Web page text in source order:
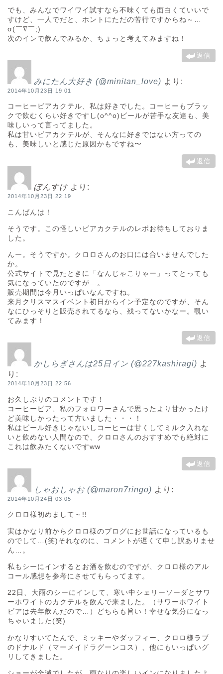
でも、みんなでワイワイ試すなら不味くても面白くていいで
すけど、一人でだと、ホントにただの苦行ですからね～…
σ(￣∇￣;)
次のインで飲んでみるか、ちょっと考えてみますね！
返信
みにたん大好き (@minitan_love) より:
2014年10月23日 19:01
コーヒービアカクテル、私は好きでした。コーヒーもブラッ
クで飲むくらい好きですし(o^^o)ビールが苦手な友達も、美
味しいって言ってました。
私は甘いビアカクテルが、そんなに好きではない方っての
も、美味しいと感じた原因かもですね〜
返信
ぽんすけ より:
2014年10月23日 22:19
こんばんは！
そうです。この怪しいビアカクテルのレポお待ちしておりま
した。
んー。そうですか。クロロさんのお口には合いませんでした
か。
公式サイトで見たときに「なんじゃこりゃー」ってとっても
気になっていたのですが…。
販売期間は今月いっぱいなんですね。
来月クリスマスイベント初日からイン予定なのですが、そん
なにひっそりと販売されてるなら、残ってないかなー。覗い
てみます！
返信
かしらぎさんは25日イン (@227kashiragi) よ
り:
2014年10月23日 22:56
お久しぶりのコメントです！
コーヒービア、私のフォロワーさんで思ったより甘かったけ
ど美味しかったって方いました・・・！
私はビール好きじゃないしコーヒーは甘くしてミルク入れな
いと飲めない人間なので、クロロさんのおすすめでも絶対に
これは飲みたくないですww
返信
しゃおしゃお (@maron7ringo) より:
2014年10月24日 03:05
クロロ様初めまして～!!
実はかなり前からクロロ様のブログにお世話になっているも
のでして…(笑)それなのに、コメントが遅くて申し訳ありませ
ん…。
私もシーにインするとお酒を飲むのですが、クロロ様のアル
コール感想を参考にさせてもらってます。
22日、大雨のシーにインして、寒い中シェリーソーダとサワ
ーホワイトのカクテルを飲んで来ました。（サワーホワイト
ビアは去年飲んだので…）どちらも旨い！幸せな気分になっ
ちゃいました(笑)
かなりすいてたんで、ミッキーやダッフィー、クロロ様ラブ
のドナルド（マーメイドラグーンコス）、他にもいっぱいグ
リしてきました。